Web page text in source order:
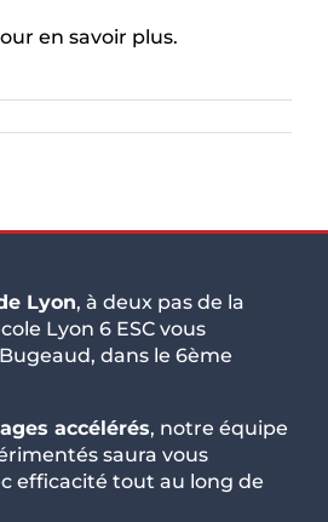
en savoir plus.
Lyon, à deux pas de la
Lyon 6 ESC vous
dans le 6ème
accélérés, notre équipe
saura vous
efficacité tout au long de